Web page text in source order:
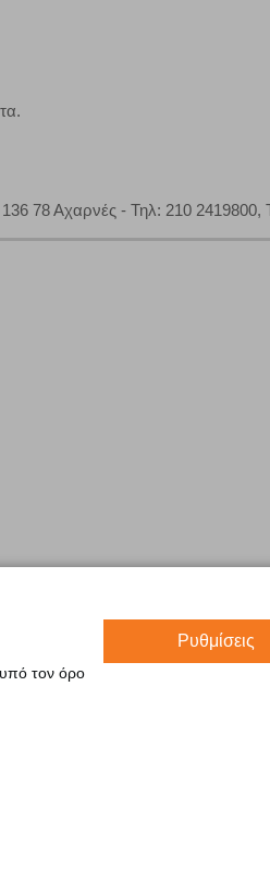
78 Αχαρνές - Τηλ: 210 2419800,
υπό τον όρο
Ρυθμίσεις
ιστότοπου να μη λειτουργούν.